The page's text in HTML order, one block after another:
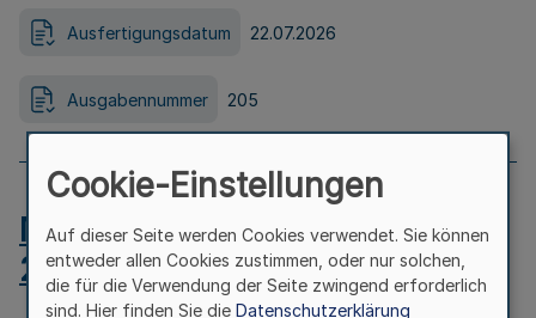
Ausfertigungsdatum 22.07.2026
Ausgabennummer 205
MB.NRW 2026 Nr. 204 vom
24.07.2026
Cookie-Einstellungen
Auf dieser Seite werden Cookies verwendet. Sie können
entweder allen Cookies zustimmen, oder nur solchen,
die für die Verwendung der Seite zwingend erforderlich
sind. Hier finden Sie die Datenschutzerklärung